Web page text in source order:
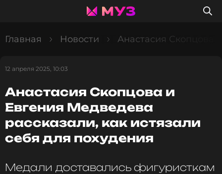
Главная Новости Анастасия Скопцова
12 апреля 2025, 10:03
Анастасия Скопцова и
Евгения Медведева
рассказали, как истязали
себя для похудения
Медали доставались фигуристкам